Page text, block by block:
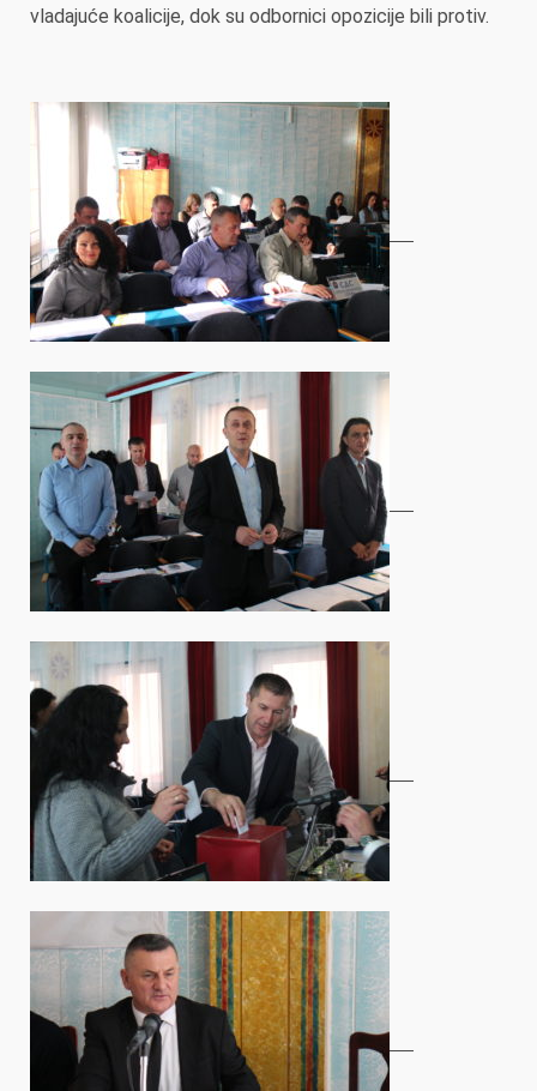
vladajuće koalicije, dok su odbornici opozicije bili protiv.